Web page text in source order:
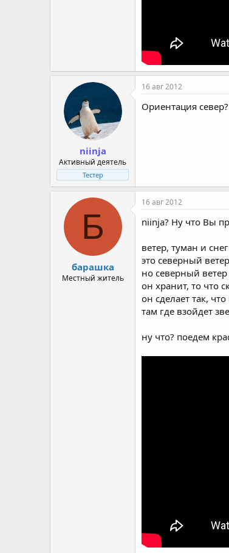
niinja
Активный деятель
Тестер
16 авг 2012
Ориентация
Б
барашка
Местный житель
16 авг 2012
niinja? Ну что Вы
ветер, туман и
это северный
но северный
он хранит, то что
он сделает так,
там где взойдет
ну что? поедем